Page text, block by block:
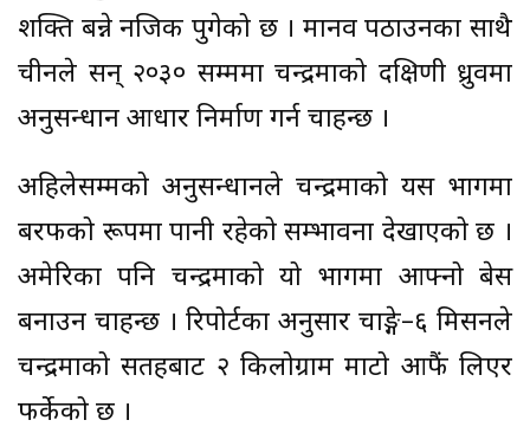
शक्ति बन्ने नजिक पुगेको छ । मानव पठाउनका साथै
चीनले सन् २०३० सम्ममा चन्द्रमाको दक्षिणी ध्रुवमा
अनुसन्धान आधार निर्माण गर्न चाहन्छ ।
अहिलेसम्मको अनुसन्धानले चन्द्रमाको यस भागमा
बरफको रूपमा पानी रहेको सम्भावना देखाएको छ ।
अमेरिका पनि चन्द्रमाको यो भागमा आफ्नो बेस
बनाउन चाहन्छ । रिपोर्टका अनुसार चाङ्गे–६ मिसनले
चन्द्रमाको सतहबाट २ किलोग्राम माटो आफैं लिएर
फर्केको छ ।